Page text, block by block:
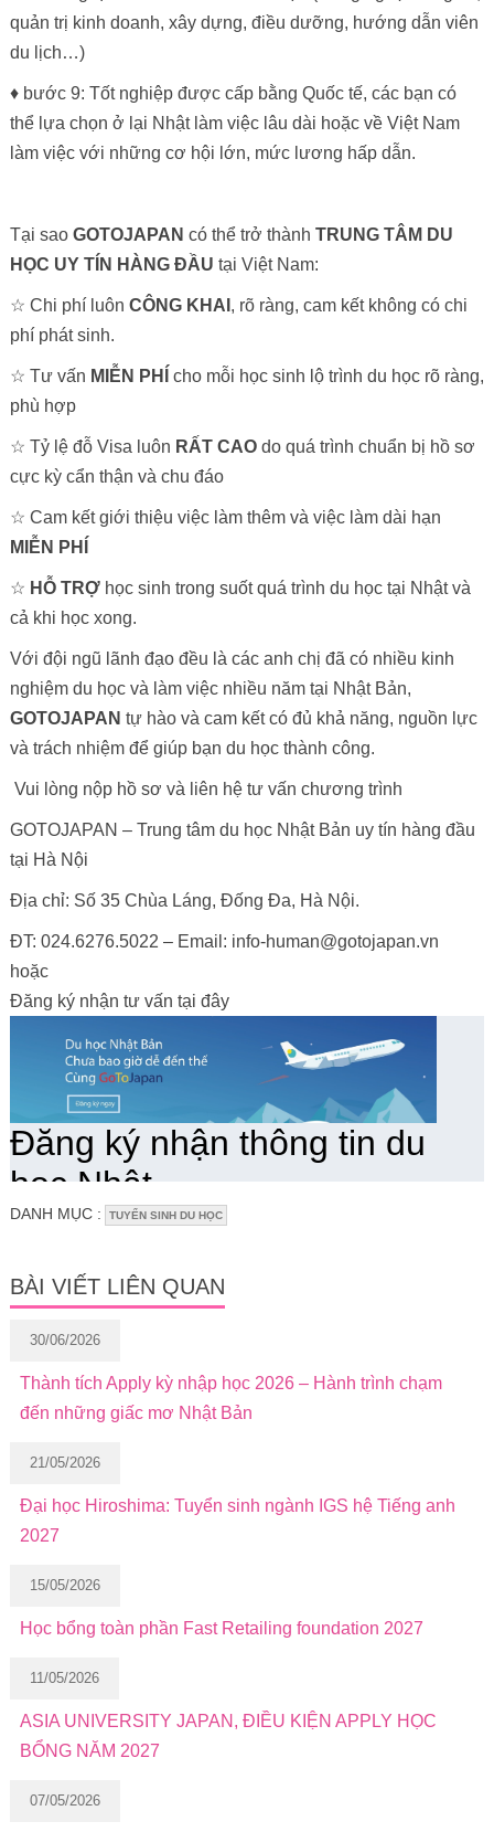
quản trị kinh doanh, xây dựng, điều dưỡng, hướng dẫn viên
du lịch…)
♦ bước 9: Tốt nghiệp được cấp bằng Quốc tế, các bạn có
thể lựa chọn ở lại Nhật làm việc lâu dài hoặc về Việt Nam
làm việc với những cơ hội lớn, mức lương hấp dẫn.
Tại sao GOTOJAPAN có thể trở thành TRUNG TÂM DU
HỌC UY TÍN HÀNG ĐẦU tại Việt Nam:
☆ Chi phí luôn CÔNG KHAI , rõ ràng, cam kết không có chi
phí phát sinh.
☆ Tư vấn MIỄN PHÍ
cho mỗi học sinh lộ trình du học rõ ràng,
phù hợp
☆ Tỷ lệ đỗ Visa luôn RẤT CAOdo quá trình chuẩn bị hồ sơ
cực kỳ cẩn thận và chu đáo
☆ Cam kết giới thiệu việc làm thêm và việc làm dài hạn
MIỄN PHÍ
☆ HỖ TRỢhọc sinh trong suốt quá trình du học tại Nhật và
cả khi học xong.
Với đội ngũ lãnh đạo đều là các anh chị đã có nhiều kinh
nghiệm du học và làm việc nhiều năm tại Nhật Bản,
GOTOJAPAN tự hào và cam kết có đủ khả năng, nguồn lực
và trách nhiệm để giúp bạn du học thành công.
Vui lòng nộp hồ sơ và liên hệ tư vấn chương trình
GOTOJAPAN – Trung tâm du học Nhật Bản uy tín hàng đầu
tại Hà Nội
Địa chỉ: Số 35 Chùa Láng, Đống Đa, Hà Nội.
ĐT: 024.6276.5022 – Email: info-human@gotojapan.vn
hoặc
Đăng ký nhận tư vấn tại đây
DANH MỤC : TUYỂN SINH DU HỌC
BÀI VIẾT LIÊN QUAN
30/06/2026
Thành tích Apply kỳ nhập học 2026 – Hành trình chạm
đến những giấc mơ Nhật Bản
21/05/2026
Đại học Hiroshima: Tuyển sinh ngành IGS hệ Tiếng anh
2027
15/05/2026
Học bổng toàn phần Fast Retailing foundation 2027
11/05/2026
ASIA UNIVERSITY JAPAN, ĐIỀU KIỆN APPLY HỌC
BỔNG NĂM 2027
07/05/2026